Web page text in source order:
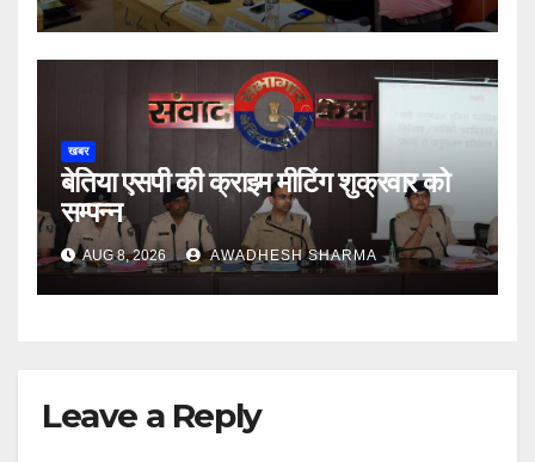
खबर
बेतिया एसपी की क्राइम मीटिंग शुक्रवार को
सम्पन्न
AUG 8, 2026 AWADHESH SHARMA
Leave a Reply